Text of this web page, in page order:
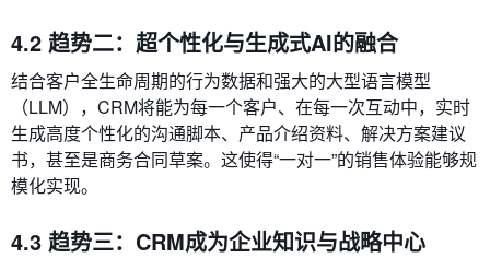
4.2 趋势二：超个性化与生成式AI的融合
结合客户全生命周期的行为数据和强大的大型语言模型
（LLM），CRM将能为每一个客户、在每一次互动中，实时
生成高度个性化的沟通脚本、产品介绍资料、解决方案建议
书，甚至是商务合同草案。这使得“一对一”的销售体验能够规
模化实现。
4.3 趋势三：CRM成为企业知识与战略中心